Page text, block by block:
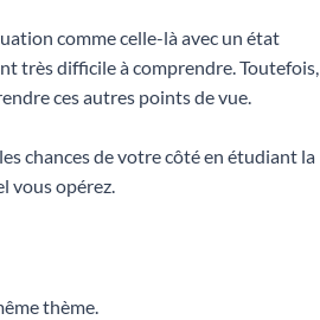
comme celle-là avec un état
très difficile à comprendre. Toutefois,
ces autres points de vue.
chances de votre côté en étudiant la
vous opérez.
thème.